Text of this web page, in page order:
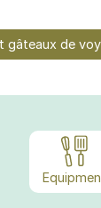
gâteaux de